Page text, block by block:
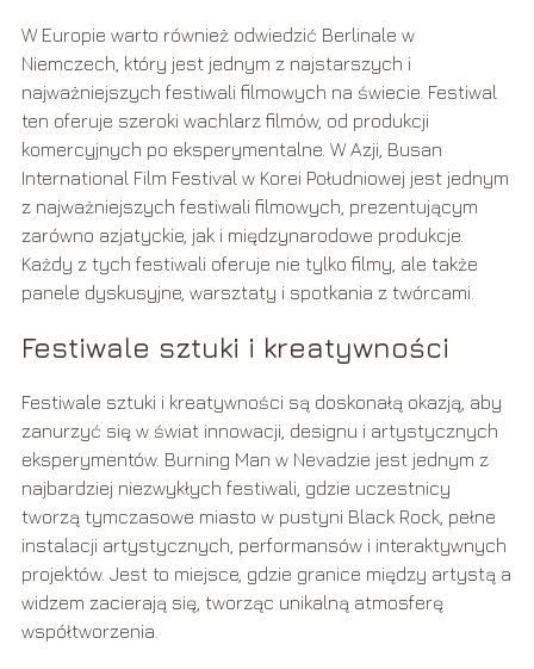
W Europie warto również odwiedzić Berlinale w
Niemczech, który jest jednym z najstarszych i
najważniejszych festiwali filmowych na świecie. Festiwal
ten oferuje szeroki wachlarz filmów, od produkcji
komercyjnych po eksperymentalne. W Azji, Busan
International Film Festival w Korei Południowej jest jednym
z najważniejszych festiwali filmowych, prezentującym
zarówno azjatyckie, jak i międzynarodowe produkcje.
Każdy z tych festiwali oferuje nie tylko filmy, ale także
panele dyskusyjne, warsztaty i spotkania z twórcami.
Festiwale sztuki i kreatywności
Festiwale sztuki i kreatywności są doskonałą okazją, aby
zanurzyć się w świat innowacji, designu i artystycznych
eksperymentów. Burning Man w Nevadzie jest jednym z
najbardziej niezwykłych festiwali, gdzie uczestnicy
tworzą tymczasowe miasto w pustyni Black Rock, pełne
instalacji artystycznych, performansów i interaktywnych
projektów. Jest to miejsce, gdzie granice między artystą a
widzem zacierają się, tworząc unikalną atmosferę
współtworzenia.